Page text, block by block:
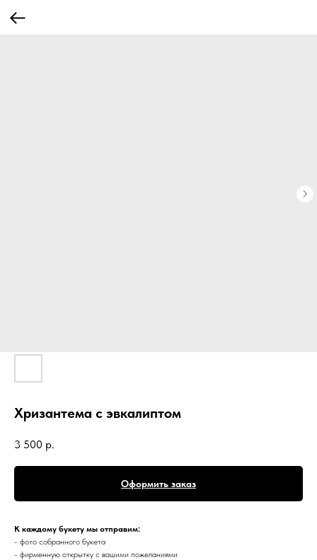
Хризантема с эвкалиптом
3 500 р.
Оформить заказ
К каждому букету мы отправим:
- фото собранного букета
- фирменную открытку с вашими пожеланиями